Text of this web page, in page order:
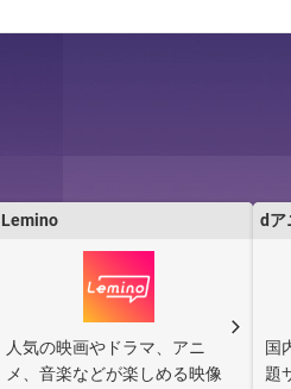
［PR］と書かれたサービスは、株式会社
Lemino
人気の映画やドラマ、アニ
メ、音楽などが楽しめる映像
dア
国
題